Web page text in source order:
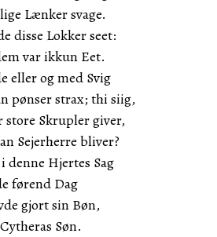
Lænker svage.
disse Lokker seet:
var ikkun Eet.
eller og med Svig
pønser strax; thi siig,
store Skrupler giver,
Sejerherre bliver?
denne Hjertes Sag
førend Dag
gjort sin Bøn,
Søn.